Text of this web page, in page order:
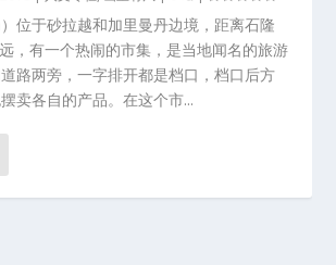
位于砂拉越和加里曼丹边境，距离石隆
，有一个热闹的市集，是当地闻名的旅游
路两旁，一字排开都是档口，档口后方
卖各自的产品。在这个市...